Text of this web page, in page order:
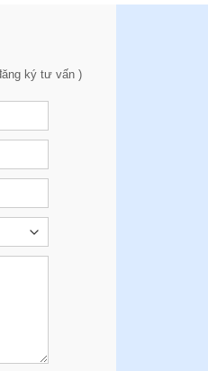
dục điều
mật ong
khỏe mạnh,
mẹ khỏe
ký tư vấn )